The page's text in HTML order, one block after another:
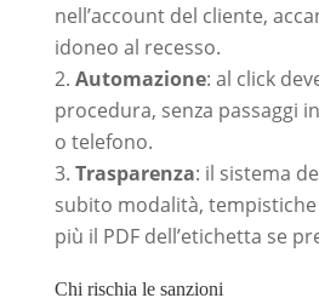
nell’account del cliente,
idoneo al recesso.
Automazione: al click
procedura, senza passaggi
o telefono.
Trasparenza: il sistema
subito modalità,
più il PDF dell’etichetta se
Chi rischia le sanzioni